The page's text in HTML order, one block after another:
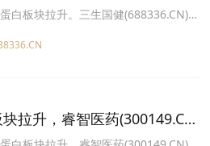
白板块拉升。三生国健(688336.CN)涨
报9.86元，诺思兰德(920047.CN)涨
涨12.69%报9.59元，可孚
拉升，睿智医药(300149.CN)